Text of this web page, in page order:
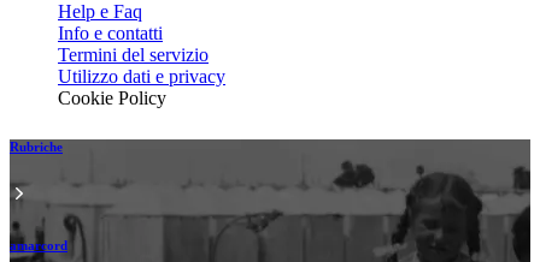
Help e Faq
Info e contatti
Termini del servizio
Utilizzo dati e privacy
Cookie Policy
Rubriche
amarcord